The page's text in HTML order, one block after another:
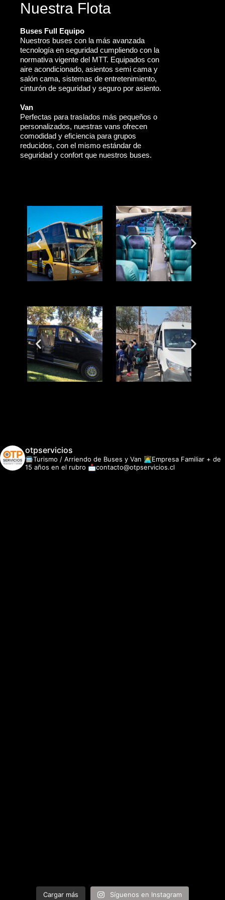
Nuestra Flota
Buses Full Equipo
Nuestros buses con la más avanzada
tecnología en seguridad cumpliendo con la
normativa vigente del MTT. Equipados con
aire acondicionado, asientos semi cama y
salón cama, sistemas de entretenimiento,
cinturón de seguridad y seguro por asiento.
Van
Perfectas para traslados más pequeños o
personalizados, nuestras vans ofrecen
comodidad y eficiencia para grupos
reducidos, con el mismo estándar de
seguridad y confort que nuestros buses.
otpservicios
🚍Turismo / Arriendo de Buses y Van 👩‍💻Empresa Familiar + de
15 años en el rubro 📩contacto@otpservicios.cl
Cargar más Síguenos en Instagram